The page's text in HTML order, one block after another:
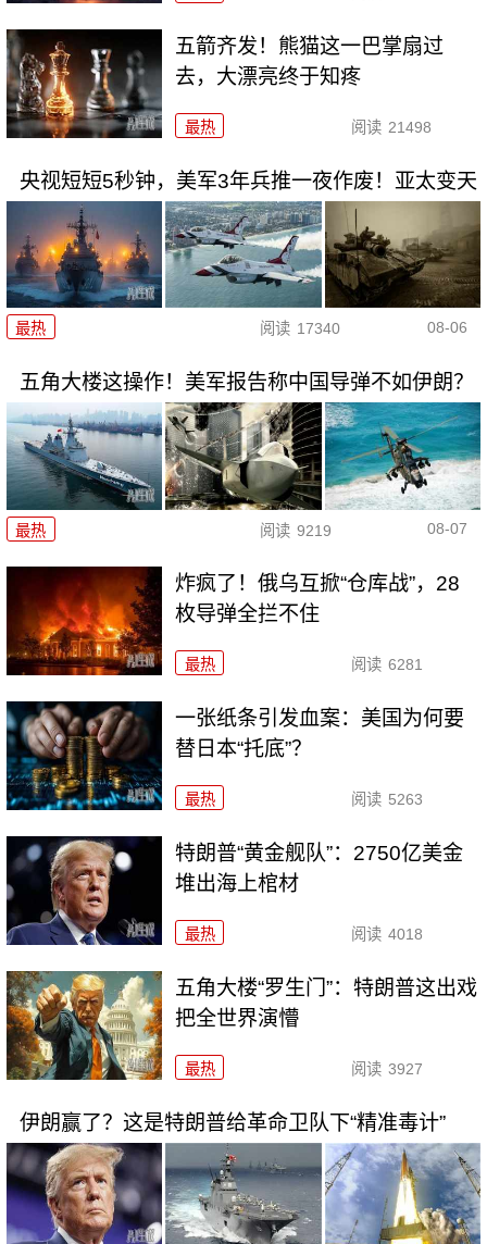
五箭齐发！熊猫这一巴掌扇过
去，大漂亮终于知疼
最热 阅读 21498
央视短短5秒钟，美军3年兵推一夜作废！亚太变天
最热 阅读 17340 08-06
五角大楼这操作！美军报告称中国导弹不如伊朗？
最热 阅读 9219 08-07
炸疯了！俄乌互掀“仓库战”，28
枚导弹全拦不住
最热 阅读 6281
一张纸条引发血案：美国为何要
替日本“托底”？
最热 阅读 5263
特朗普“黄金舰队”：2750亿美金
堆出海上棺材
最热 阅读 4018
五角大楼“罗生门”：特朗普这出戏
把全世界演懵
最热 阅读 3927
伊朗赢了？这是特朗普给革命卫队下“精准毒计”